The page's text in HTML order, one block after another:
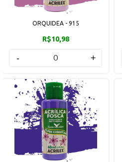
ORQUIDEA - 915
R$10,98
- +